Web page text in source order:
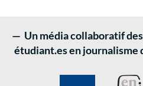
— Un média collaboratif
étudiant.es en journalisme